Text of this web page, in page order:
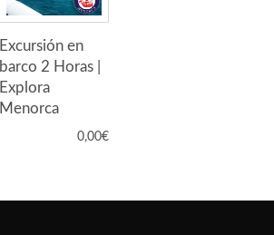
Excursión en
barco 2 Horas |
Explora
Menorca
0,00€